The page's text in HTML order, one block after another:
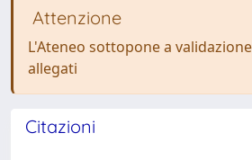
Attenzione
L'Ateneo sottopone a
allegati
Citazioni